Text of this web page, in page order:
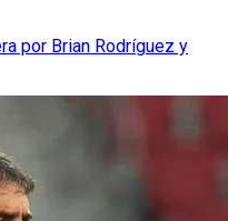
por Brian Rodríguez y